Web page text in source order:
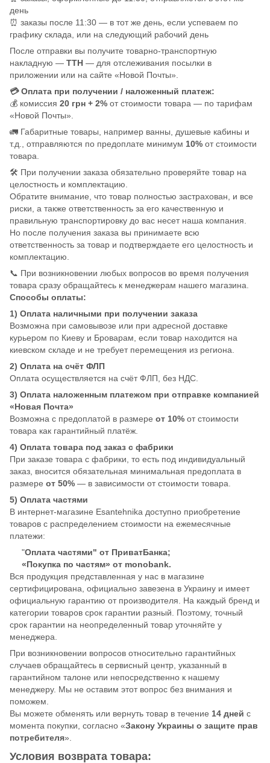
день
⏰ заказы после 11:30 — в тот же день, если успеваем по
графику склада, или на следующий рабочий день
После отправки вы получите товарно-транспортную
накладную — ТТН — для отслеживания посылки в
приложении или на сайте «Новой Почты».
💳 Оплата при получении / наложенный платеж:
💰 комиссия 20 грн + 2% от стоимости товара — по тарифам
«Новой Почты».
🚛 Габаритные товары, например ванны, душевые кабины и
т.д., отправляются по предоплате минимум 10% от стоимости
товара.
🛠️ При получении заказа обязательно проверяйте товар на
целостность и комплектацию.
Обратите внимание, что товар полностью застрахован, и все
риски, а также ответственность за его качественную и
правильную транспортировку до вас несет наша компания.
Но после получения заказа вы принимаете всю
ответственность за товар и подтверждаете его целостность и
комплектацию.
📞 При возникновении любых вопросов во время получения
товара сразу обращайтесь к менеджерам нашего магазина.
Способы оплаты:
1) Оплата наличными при получении заказа
Возможна при самовывозе или при адресной доставке
курьером по Киеву и Броварам, если товар находится на
киевском складе и не требует перемещения из региона.
2) Оплата на счёт ФЛП
Оплата осуществляется на счёт ФЛП, без НДС.
3) Оплата наложенным платежом при отправке компанией
«Новая Почта»
Возможна с предоплатой в размере от 10% от стоимости
товара как гарантийный платёж.
4) Оплата товара под заказ с фабрики
При заказе товара с фабрики, то есть под индивидуальный
заказ, вносится обязательная минимальная предоплата в
размере от 50% — в зависимости от стоимости товара.
5) Оплата частями
В интернет-магазине Esantehnika доступно приобретение
товаров с распределением стоимости на ежемесячные
платежи:
"Оплата частями" от ПриватБанка;
«Покупка по частям» от monobank.
Вся продукция представленная у нас в магазине
сертифицирована, официально завезена в Украину и имеет
официальную гарантию от производителя. На каждый бренд и
категории товаров срок гарантии разный. Поэтому, точный
срок гарантии на неопределенный товар уточняйте у
менеджера.
При возникновении вопросов относительно гарантийных
случаев обращайтесь в сервисный центр, указанный в
гарантийном талоне или непосредственно к нашему
менеджеру. Мы не оставим этот вопрос без внимания и
поможем.
Вы можете обменять или вернуть товар в течение 14 дней с
момента покупки, согласно «Закону Украины о защите прав
потребителя».
Условия возврата товара: